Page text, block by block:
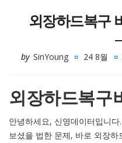
외장하드복구
by SinYoung 24 8월
외장하드복구
안녕하세요, 신영데이터입니
보셨을 법한 문제, 바로 외장